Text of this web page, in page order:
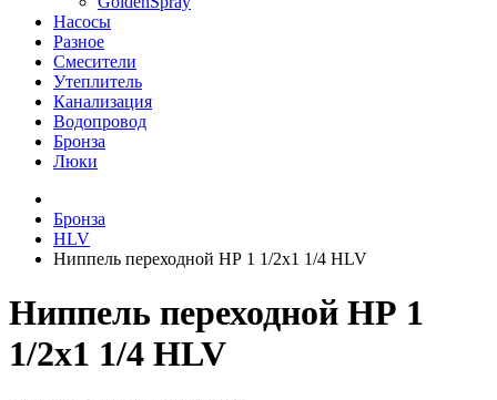
Насосы
Разное
Смесители
Утеплитель
Канализация
Водопровод
Бронза
Люки
Бронза
HLV
Ниппель переходной НР 1 1/2х1 1/4 HLV
Ниппель переходной НР 1
1/2х1 1/4 HLV